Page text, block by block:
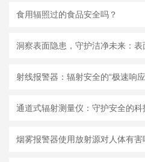
食用辐照过的食品安全吗？
烟雾报警器使用放射源对人体有害